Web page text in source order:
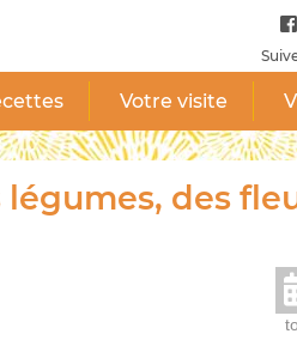
Votre visite
des